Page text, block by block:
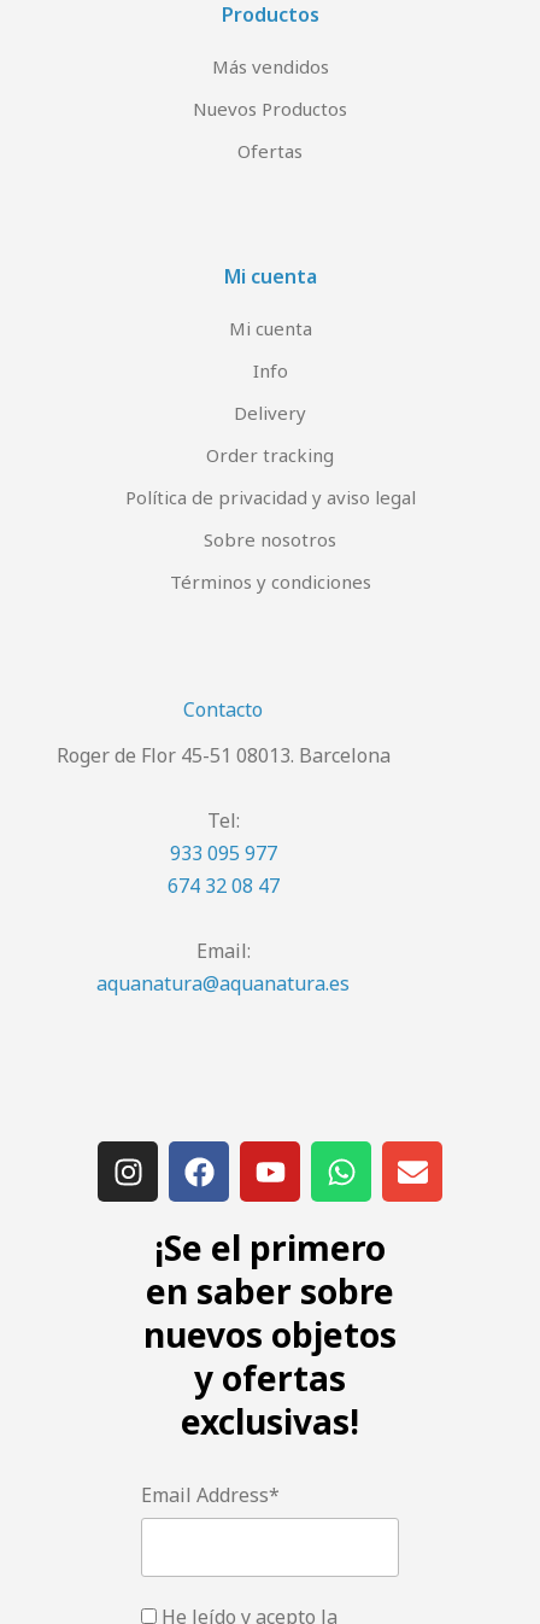
Productos
Más vendidos
Nuevos Productos
Ofertas
Mi cuenta
Mi cuenta
Info
Delivery
Order tracking
Política de privacidad y aviso legal
Sobre nosotros
Términos y condiciones
Contacto
Roger de Flor 45-51 08013. Barcelona
Tel:
933 095 977
674 32 08 47
Email:
aquanatura@aquanatura.es
¡Se el primero
en saber sobre
nuevos objetos
y ofertas
exclusivas!
Email Address*
He leído y acepto la